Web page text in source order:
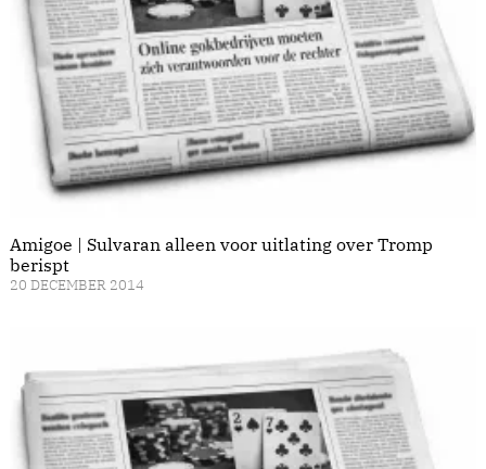
Amigoe | Sulvaran alleen voor uitlating over Tromp
berispt
20 DECEMBER 2014